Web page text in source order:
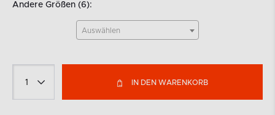
Andere Größen (6):
Auswählen
IN DEN WARENKORB